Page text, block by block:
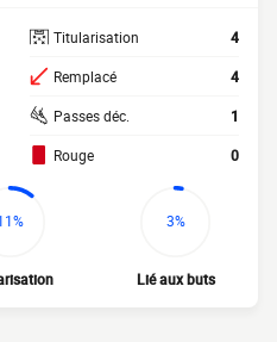
Titularisation 4
Remplacé 4
Passes déc. 1
Rouge 0
3%
Lié aux buts